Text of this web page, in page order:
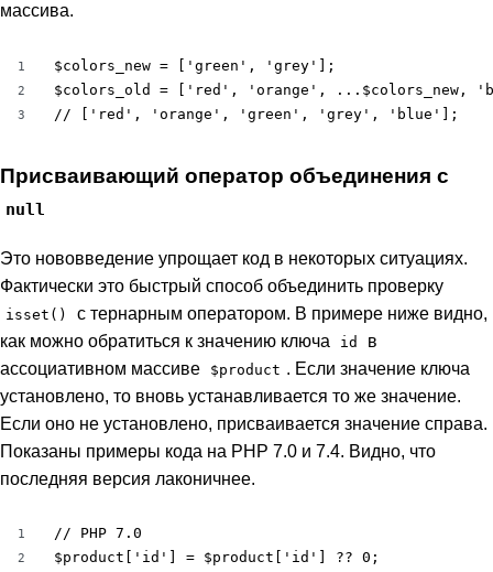
массива.
1
2
3
$colors_new = ['green', 'grey'];
$colors_old = ['red', 'orange', ...$colors_new,
// ['red', 'orange', 'green', 'grey', 'blue'];
Присваивающий оператор объединения с
null
Это нововведение упрощает код в некоторых ситуациях.
Фактически это быстрый способ объединить проверку
isset()
с тернарным оператором. В примере ниже видно,
как можно обратиться к значению ключа
id
в
ассоциативном массиве
$product . Если значение ключа
установлено, то вновь устанавливается то же значение.
Если оно не установлено, присваивается значение справа.
Показаны примеры кода на PHP 7.0 и 7.4. Видно, что
последняя версия лаконичнее.
1
2
// PHP 7.0
$product['id'] = $product['id'] ?? 0;